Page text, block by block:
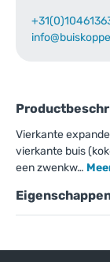
Vierkante
vierkante buis
een zwenkw…
Ga naar